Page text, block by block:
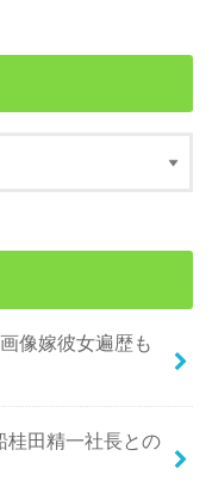
像嫁彼女遍歴も
桂田精一社長との